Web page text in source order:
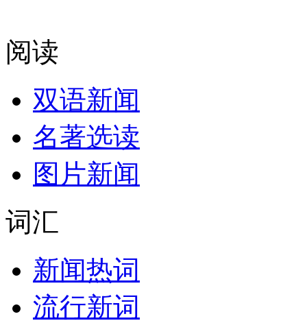
阅读
双语新闻
名著选读
图片新闻
词汇
新闻热词
流行新词